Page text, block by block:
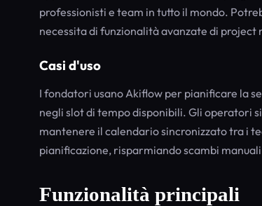
professionisti e team in tutto il mondo.
necessita di funzionalità avanzate di
Casi d'uso
I fondatori usano Akiflow per pianificare la
negli slot di tempo disponibili. Gli operatori
mantenere il calendario sincronizzato tra i
pianificazione, risparmiando scambi
Funzionalità principali